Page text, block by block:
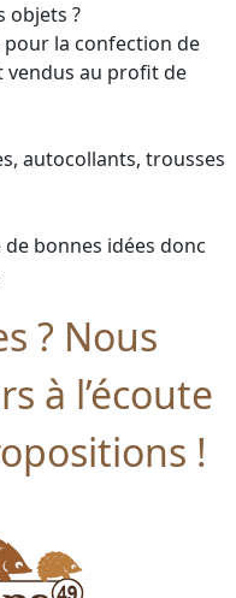
objets ?
la confection de
vendus au profit de
autocollants, trousses
bonnes idées donc
? Nous
à l’écoute
!